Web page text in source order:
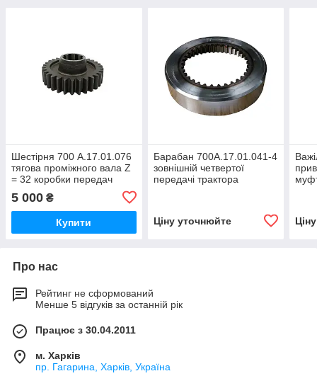
Шестірня 700 А.17.01.076
тягова проміжного вала Z
= 32 коробки передач
трактора Кировець К-700,
К-701, К-702
5 000 ₴
Купити
Барабан 700А.17.01.041-4
зовнішній четвертої
передачі трактора
Ціну уточнюйте
Про нас
Рейтинг не сформований
Менше 5 відгуків за останній рік
Працює з 30.04.2011
м. Харків
пр. Гагарина, Харків, Україна